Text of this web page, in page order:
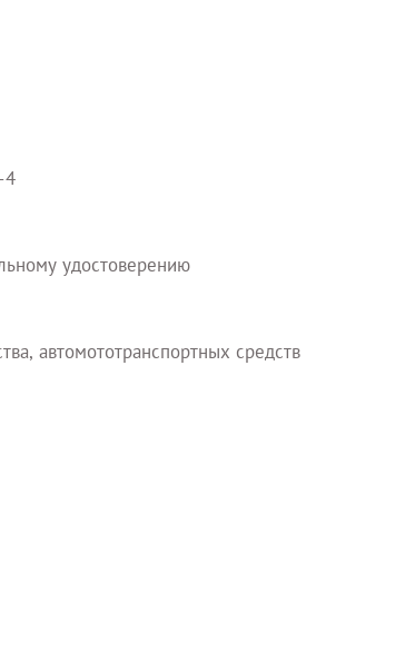
удостоверению
автомототранспортных средств